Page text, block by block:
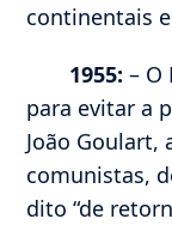
continentais
1955:– O
para evitar a
João Goulart,
comunistas,
dito “de